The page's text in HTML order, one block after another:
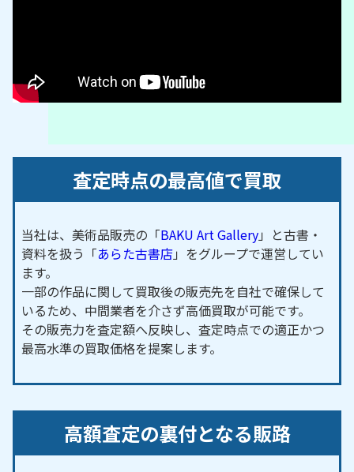
【対応主要駅】
三郷駅／新三郷駅／三郷中央駅
頼にも対応しております。
査定時点の最高値で買取
当社は、美術品販売の「BAKU Art Gallery」と古書・
資料を扱う「あらた古書店」をグループで運営してい
ます。
一部の作品に関して買取後の販売先を自社で確保して
いるため、中間業者を介さず高価買取が可能です。
その販売力を査定額へ反映し、査定時点での適正かつ
最高水準の買取価格を提案します。
高額査定の裏付となる販路